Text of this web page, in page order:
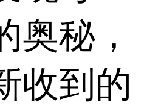
奥秘，
收到的